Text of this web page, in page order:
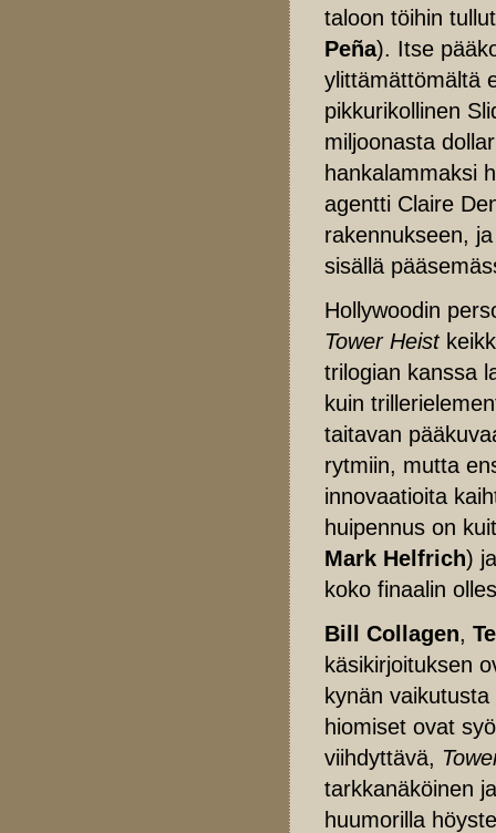
taloon töihin
Peña). Itse
ylittämättömältä
pikkurikollinen
miljoonasta
hankalammaksi
agentti Claire
rakennukseen,
sisällä
Hollywoodin
Tower Heist
trilogian kanssa
kuin
taitavan
rytmiin, mutta
innovaatioita
huipennus on
Mark Helfrich)
koko finaalin
Bill Collagen,
käsikirjoituksen
kynän
hiomiset ovat
viihdyttävä,
tarkkanäköinen
huumorilla